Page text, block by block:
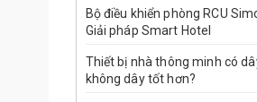
Bộ điều khiển phòng RCU
Giải pháp Smart Hotel
Thiết bị nhà thông minh có
không dây tốt hơn?